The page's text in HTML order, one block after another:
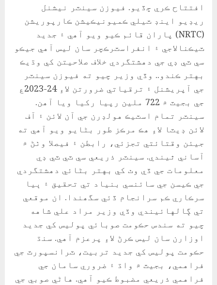
افتتاح ڪري ڇڏيو. فيوزن سينٽر نيشنل
ريڊيو اينڊ ٽيلي ڪميونيڪيشن ڪارپوريشن
(NRTC) پاران قائم ڪيو ويو آهي ۽ جديد
ٽيڪنالاجي ۽ انفراسٽرڪچر سان ليس آهي جيڪو
سي ٽي ڊي جي دهشتگردي خلاف صلاحيتن کي وڌيڪ
بهتر ڪندو.. وڏي وزير چيو ته فيوزن سينٽر
جي آپريشنل ۽ ترقياتي ضرورتن لاءِ 24-2023ع
جي بجيٽ ۾ 722 ملين رپيا رکيا ويا آهن.
سينٽر تمام اسٽيڪ هولڊرن جي آن لائن ۽ آف
لائن ڊيٽا لاءِ هڪ مرڪز طور بڻايو ويو آهي ته
جيئن وقتائتي تجزئي، رابطن ۽ فيصلا وٺڻ ۾
آساني ٿيندي. سينٽر ذريعي سي ٽي ٽي ڊي
معلومات جي ڏي وٺ کي بهتر بڻائي دهشتگردي
جي ڪيسن جي سائنسي بنياد تي تحقيق ۽ ٻيا
سرڪاري ڪم سرانجام ڏئي سگھندا. ان موقعي
تي ڳالهائيندي وڏي وزير مراد علي شاهه
چيو ته سندس حڪومت صوبائي پوليس کي جديد
اوزارن سان ليس ڪرڻ لاءِ پرعزم آهي. سنڌ
حڪومت پوليس کي جديد تربيت، ٽرانسپورٽ جي
فراهمي، بجيٽ ۾ واڌ ۽ ضروري سامان جي
فراهمي ذريعي مضبوط ڪيو آهي. هاڻي صوبي جي